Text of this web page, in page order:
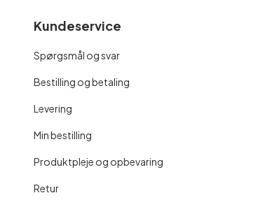
Kundeservice
Spørgsmål og svar
Bestilling og betaling
Levering
Min bestilling
Produktpleje og opbevaring
Retur